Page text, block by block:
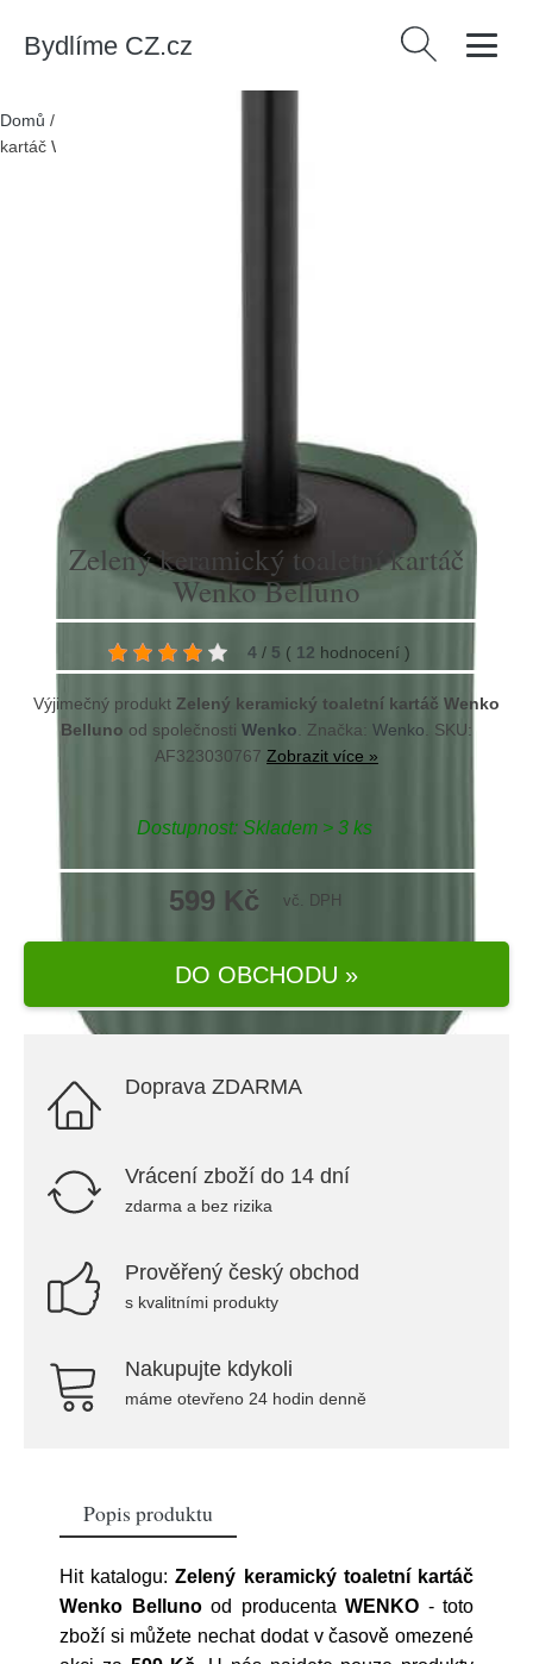
Bydlíme CZ.cz Vyhledávání
Domů /
kartáč Wenko Belluno
Zelený keramický toaletní kartáč
Wenko Belluno
4 / 5 ( 12 hodnocení )
Výjimečný produkt Zelený keramický toaletní kartáč Wenko
Belluno od společnosti Wenko . Značka: Wenko . SKU:
AF323030767 Zobrazit více »
Dostupnost: Skladem > 3 ks
599 Kč vč. DPH
DO OBCHODU »
Doprava ZDARMA
Vrácení zboží do 14 dní
zdarma a bez rizika
Prověřený český obchod
s kvalitními produkty
Nakupujte kdykoli
máme otevřeno 24 hodin denně
Popis produktu
Hit katalogu:Zelený keramický toaletní kartáč
Wenko Bellunood producenta WENKO - toto
zboží si můžete nechat dodat v časově omezené